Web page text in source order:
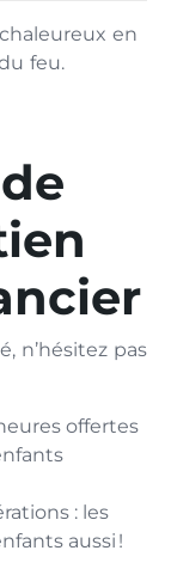
en
feu.
n’hésitez pas
offertes
: les
aussi !